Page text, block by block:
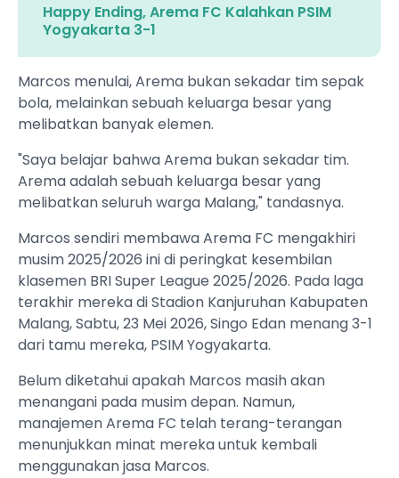
Happy Ending, Arema FC Kalahkan PSIM
Yogyakarta 3-1
Marcos menulai, Arema bukan sekadar tim sepak
bola, melainkan sebuah keluarga besar yang
melibatkan banyak elemen.
"Saya belajar bahwa Arema bukan sekadar tim.
Arema adalah sebuah keluarga besar yang
melibatkan seluruh warga Malang," tandasnya.
Marcos sendiri membawa Arema FC mengakhiri
musim 2025/2026 ini di peringkat kesembilan
klasemen BRI Super League 2025/2026. Pada laga
terakhir mereka di Stadion Kanjuruhan Kabupaten
Malang, Sabtu, 23 Mei 2026, Singo Edan menang 3-1
dari tamu mereka, PSIM Yogyakarta.
Belum diketahui apakah Marcos masih akan
menangani pada musim depan. Namun,
manajemen Arema FC telah terang-terangan
menunjukkan minat mereka untuk kembali
menggunakan jasa Marcos.